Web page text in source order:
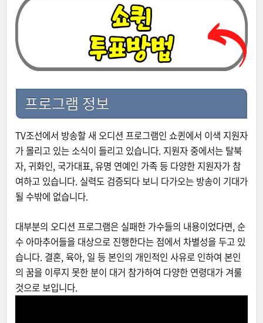
프로그램 정보
TV조선에서 방송할 새 오디션 프로그램인 쇼퀸에서 이색 지원자
가 몰리고 있는 소식이 들리고 있습니다. 지원자 중에서는 탈북
자, 귀화인, 국가대표, 유명 연예인 가족 등 다양한 지원자가 참
여하고 있습니다. 실력도 검증되다 보니 다가오는 방송이 기대가
될 수밖에 없습니다.
대부분의 오디션 프로그램은 실패한 가수들의 내용이었다면, 순
수 아마추어들을 대상으로 진행한다는 점에서 차별성을 두고 있
습니다. 결혼, 육아, 일 등 본인의 개인적인 사유로 인하여 본인
의 꿈을 이루지 못한 분이 대거 참가하여 다양한 연령대가 겨룰
것으로 보입니다.